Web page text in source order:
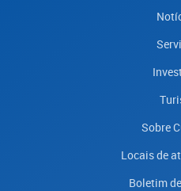
Sobre
Locais de
Boletim